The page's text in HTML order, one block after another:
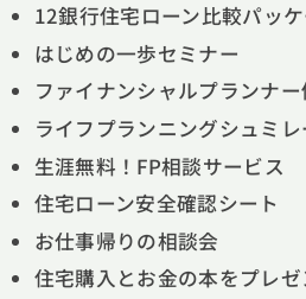
12銀行住宅ローン比較パッ
はじめの一歩セミナー
ファイナンシャルプランナ
ライフプランニングシュミ
生涯無料！FP相談サービス
住宅ローン安全確認シート
お仕事帰りの相談会
住宅購入とお金の本をプレゼ